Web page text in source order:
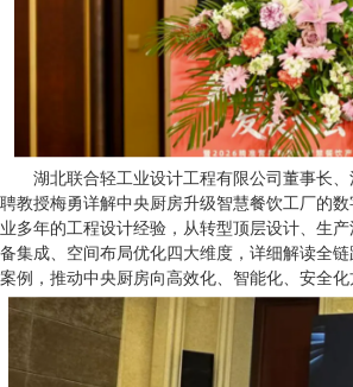
湖北联合轻工业设计工程有限公司董事长、
聘教授梅勇详解中央厨房升级智慧餐饮工厂的
业多年的工程设计经验，从转型顶层设计、生
备集成、空间布局优化四大维度，详细解读全
案例，推动中央厨房向高效化、智能化、安全化